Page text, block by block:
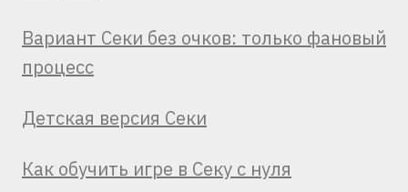
Вариант Секи без очков: только фановый
процесс
Детская версия Секи
Как обучить игре в Секу с нуля